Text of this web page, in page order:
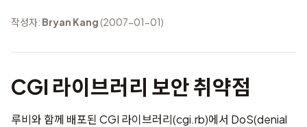
작성자: Bryan Kang (2007-01-01)
CGI 라이브러리 보안 취약점
루비와 함께 배포된 CGI 라이브러리(cgi.rb)에서 DoS(denial